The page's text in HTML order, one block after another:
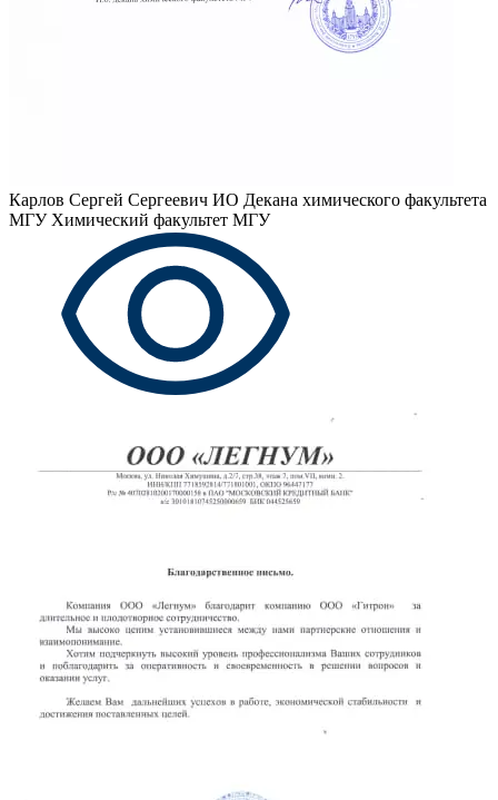
Карлов Сергей Сергеевич ИО Декана химического факультета
МГУ Химический факультет МГУ